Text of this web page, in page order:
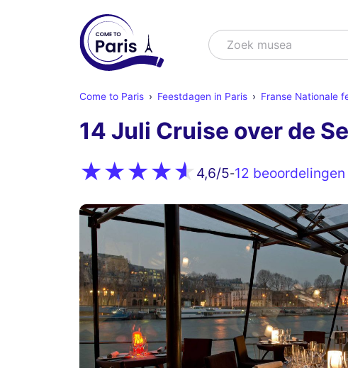
ZoekZoek sho
Come to Paris Feestdagen in Paris Franse Nationale
14 Juli Cruise over de
4,6/5-12 beoordelingen